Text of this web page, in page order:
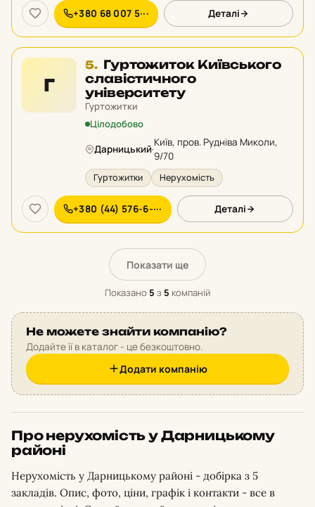
+380 68 007 5··· Деталі
Г
5. Місце
5
у
рейтингу:
Гуртожиток Київського
славістичного
університету
Гуртожитки
Цілодобово
Дарницький·
Київ, пров. Рудніва Миколи,
9/70
Гуртожитки Нерухомість
+380 (44) 576-6-··· Деталі
Показати ще
Показано 5 з 5 компаній
Не можете знайти компанію?
Додайте її в каталог - це безкоштовно.
Додати компанію
Про нерухомість у Дарницькому
районі
Нерухомість у Дарницькому районі - добірка з 5
закладів. Опис, фото, ціни, графік і контакти - все в